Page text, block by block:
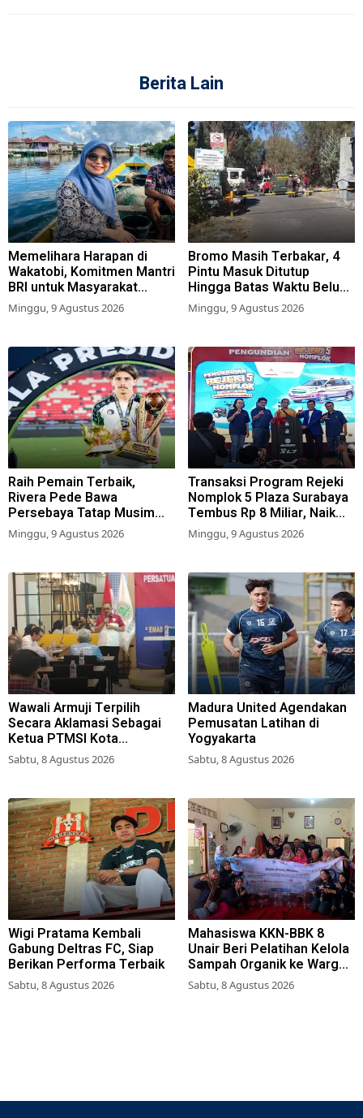
Berita Lain
Memelihara Harapan di
Wakatobi, Komitmen Mantri
BRI untuk Masyarakat
Bahari
Minggu, 9 Agustus 2026
Bromo Masih Terbakar, 4
Pintu Masuk Ditutup
Hingga Batas Waktu Belum
Ditentukan
Minggu, 9 Agustus 2026
Raih Pemain Terbaik,
Rivera Pede Bawa
Persebaya Tatap Musim
2026-2027
Minggu, 9 Agustus 2026
Transaksi Program Rejeki
Nomplok 5 Plaza Surabaya
Tembus Rp 8 Miliar, Naik
57,2 Persen dari Tahun Lalu
Minggu, 9 Agustus 2026
Wawali Armuji Terpilih
Secara Aklamasi Sebagai
Ketua PTMSI Kota
Surabaya
Sabtu, 8 Agustus 2026
Madura United Agendakan
Pemusatan Latihan di
Yogyakarta
Sabtu, 8 Agustus 2026
Wigi Pratama Kembali
Gabung Deltras FC, Siap
Berikan Performa Terbaik
Sabtu, 8 Agustus 2026
Mahasiswa KKN-BBK 8
Unair Beri Pelatihan Kelola
Sampah Organik ke Warga
Simokerto Surabaya
Sabtu, 8 Agustus 2026